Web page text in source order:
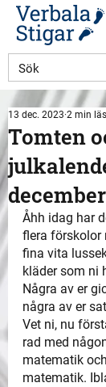
Tomten
december
13 dec. 2023 2 min
Åhh idag har
flera förskolor
fina vita
kläder som ni
Några av er
några av er
Vet ni, nu
rad med
matematik
matematik.